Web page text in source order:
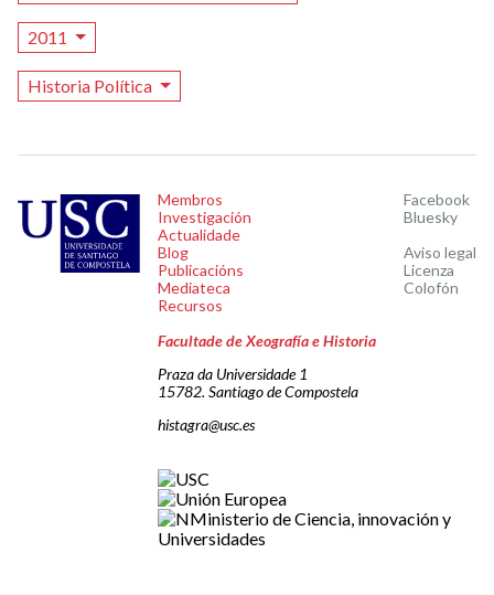
2011
Historia Política
Membros
Investigación
Actualidade
Blog
Publicacións
Mediateca
Recursos
Facebook
Bluesky
Aviso legal
Licenza
Colofón
Facultade de Xeografía e Historia
Praza da Universidade 1
15782. Santiago de Compostela
histagra@usc.es